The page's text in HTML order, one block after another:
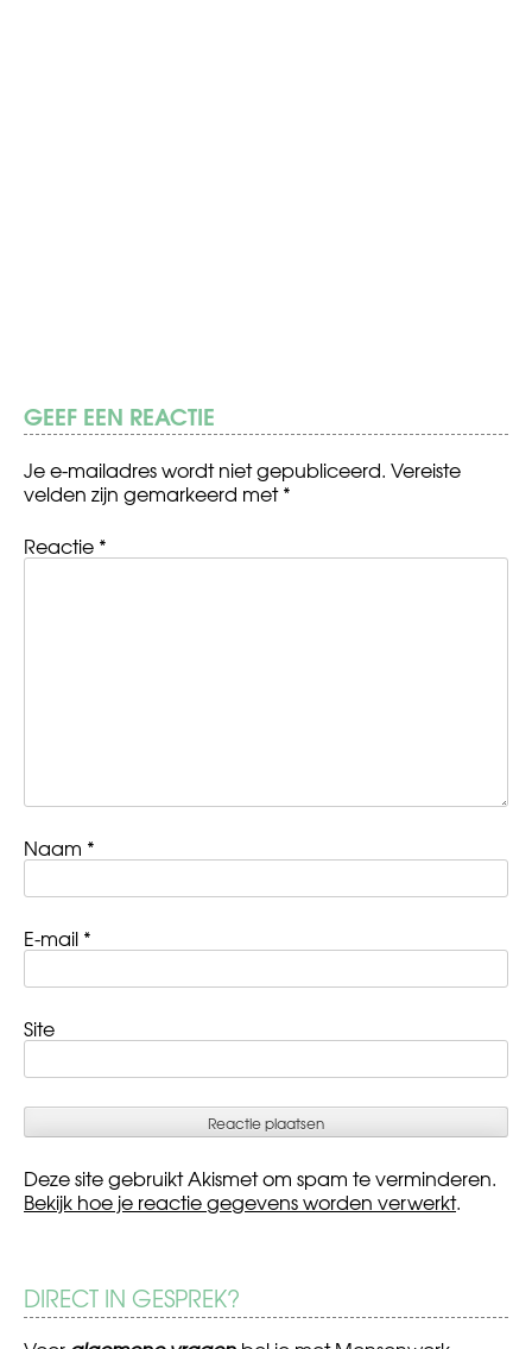
GEEF EEN REACTIE
Je e-mailadres wordt niet gepubliceerd. Vereiste
velden zijn gemarkeerd met*
Reactie *
Naam *
E-mail *
Site
Deze site gebruikt Akismet om spam te verminderen.
Bekijk hoe je reactie gegevens worden verwerkt.
DIRECT IN GESPREK?